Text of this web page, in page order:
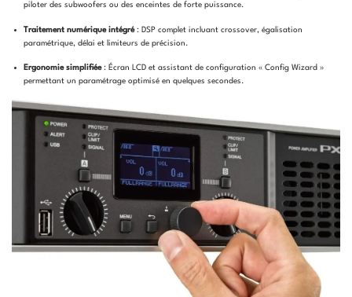
piloter des subwoofers ou des enceintes de forte puissance.
Traitement numérique intégré: DSP complet incluant crossover, égalisation
paramétrique, délai et limiteurs de précision.
Ergonomie simplifiée: Écran LCD et assistant de configuration « Config Wizard »
permettant un paramétrage optimisé en quelques secondes.